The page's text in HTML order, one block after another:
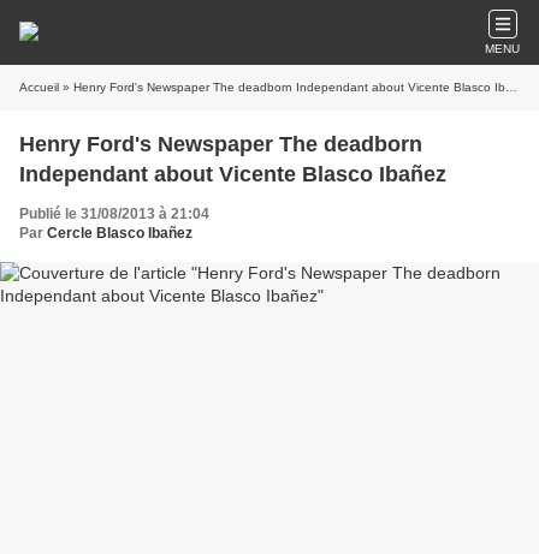
MENU
Accueil » Henry Ford's Newspaper The deadborn Independant about Vicente Blasco Ibañez
Henry Ford's Newspaper The deadborn
Independant about Vicente Blasco Ibañez
Publié le 31/08/2013 à 21:04
Par Cercle Blasco Ibañez